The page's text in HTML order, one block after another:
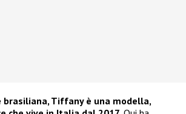
brasiliana, Tiffany è una modella,